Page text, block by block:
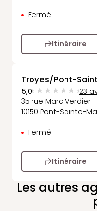
Fermé
Itinéraire
Troyes/Pont-
5,0
23
35 rue Marc Verdier
10150 Pont-Sainte-
Fermé
Itinéraire
Les autres